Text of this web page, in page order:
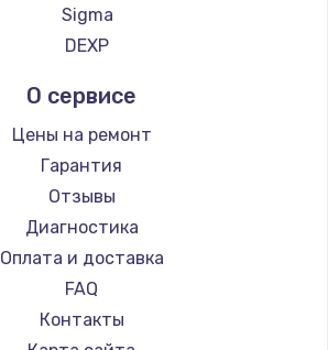
Sigma
DEXP
О сервисе
Цены на ремонт
Гарантия
Отзывы
Диагностика
Оплата и доставка
FAQ
Контакты